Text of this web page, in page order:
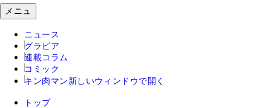
メニュ
ニュース
グラビア
連載コラム
コミック
キン肉マン 新しいウィンドウで開く
トップ